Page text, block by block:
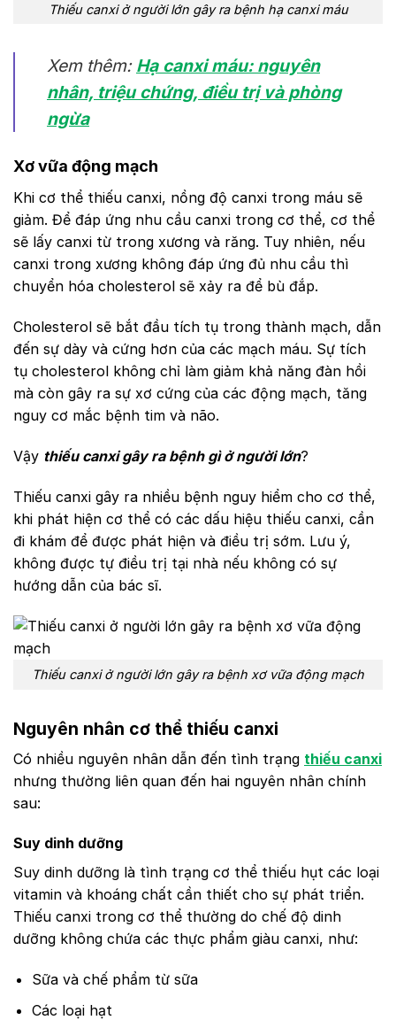
Thiếu canxi ở người lớn gây ra bệnh hạ canxi máu
Xem thêm: Hạ canxi máu: nguyên
nhân, triệu chứng, điều trị và phòng
ngừa
Xơ vữa động mạch
Khi cơ thể thiếu canxi, nồng độ canxi trong máu sẽ
giảm. Để đáp ứng nhu cầu canxi trong cơ thể, cơ thể
sẽ lấy canxi từ trong xương và răng. Tuy nhiên, nếu
canxi trong xương không đáp ứng đủ nhu cầu thì
chuyển hóa cholesterol sẽ xảy ra để bù đắp.
Cholesterol sẽ bắt đầu tích tụ trong thành mạch, dẫn
đến sự dày và cứng hơn của các mạch máu. Sự tích
tụ cholesterol không chỉ làm giảm khả năng đàn hồi
mà còn gây ra sự xơ cứng của các động mạch, tăng
nguy cơ mắc bệnh tim và não.
Vậy thiếu canxi gây ra bệnh gì ở người lớn?
Thiếu canxi gây ra nhiều bệnh nguy hiểm cho cơ thể,
khi phát hiện cơ thể có các dấu hiệu thiếu canxi, cần
đi khám để được phát hiện và điều trị sớm. Lưu ý,
không được tự điều trị tại nhà nếu không có sự
hướng dẫn của bác sĩ.
Thiếu canxi ở người lớn gây ra bệnh xơ vữa động mạch
Nguyên nhân cơ thể thiếu canxi
Có nhiều nguyên nhân dẫn đến tình trạng thiếu canxi
nhưng thường liên quan đến hai nguyên nhân chính
sau:
Suy dinh dưỡng
Suy dinh dưỡng là tình trạng cơ thể thiếu hụt các loại
vitamin và khoáng chất cần thiết cho sự phát triển.
Thiếu canxi trong cơ thể thường do chế độ dinh
dưỡng không chứa các thực phẩm giàu canxi, như:
Sữa và chế phẩm từ sữa
Các loại hạt